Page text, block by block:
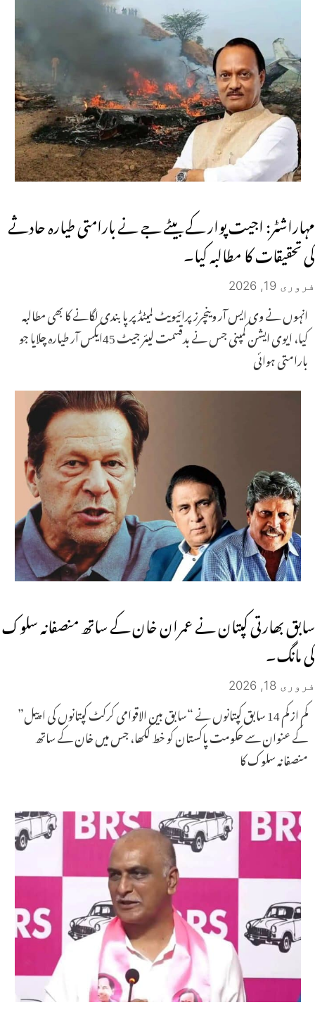
مہاراشٹر: اجیت پوار کے بیٹے جے نے بارامتی طیارہ حادثے
کی تحقیقات کا مطالبہ کیا۔
فروری 19, 2026
انہوں نے وی ایس آر وینچرز پرائیویٹ لمیٹڈ پر پابندی لگانے کا بھی مطالبہ
کیا، ایوی ایشن کمپنی جس نے بدقسمت لیئر جیٹ 45ایکس آر طیارہ چلایا جو
بارامتی ہوائی
سابق بھارتی کپتان نے عمران خان کے ساتھ منصفانہ سلوک
کی مانگ۔
فروری 18, 2026
کم از کم 14 سابق کپتانوں نے “سابق بین الاقوامی کرکٹ کپتانوں کی اپیل”
کے عنوان سے حکومت پاکستان کو خط لکھا، جس میں خان کے ساتھ
منصفانہ سلوک کا